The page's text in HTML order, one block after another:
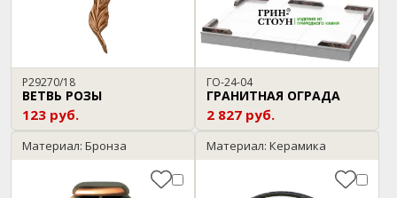
P29270/18
ВЕТВЬ РОЗЫ
123 руб.
ГО-24-04
ГРАНИТНАЯ ОГРАДА
2 827 руб.
Материал: Бронза Материал: Керамика